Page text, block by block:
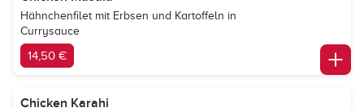
Hähnchenfilet mit Erbsen und Kartoffeln in
Currysauce
14,50 €
Chicken Karahi